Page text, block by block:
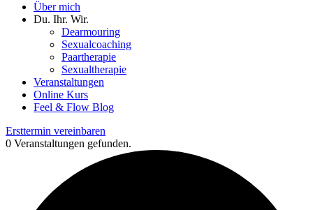
Über mich
Du. Ihr. Wir.
Dearmouring
Sexualcoaching
Paartherapie
Sexualtherapie
Veranstaltungen
Online Kurs
Feel & Flow Blog
Ersttermin vereinbaren
0 Veranstaltungen gefunden.